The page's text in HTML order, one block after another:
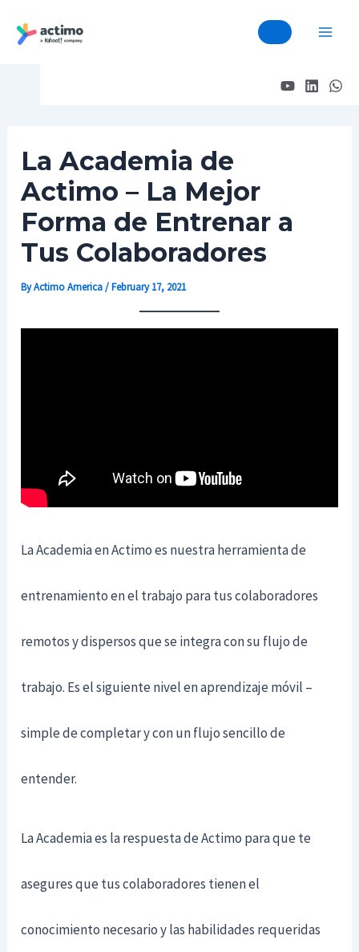
Skip
La Academia de
Actimo – La Mejor
Forma de Entrenar a
Tus Colaboradores
ByActimo America/February 17, 2021
La Academia en Actimo es nuestra herramienta de
entrenamiento en el trabajo para tus colaboradores
remotos y dispersos que se integra con su flujo de
trabajo. Es el siguiente nivel en aprendizaje móvil –
simple de completar y con un flujo sencillo de
entender.
La Academia es la respuesta de Actimo para que te
asegures que tus colaboradores tienen el
conocimiento necesario y las habilidades requeridas
Post
Post